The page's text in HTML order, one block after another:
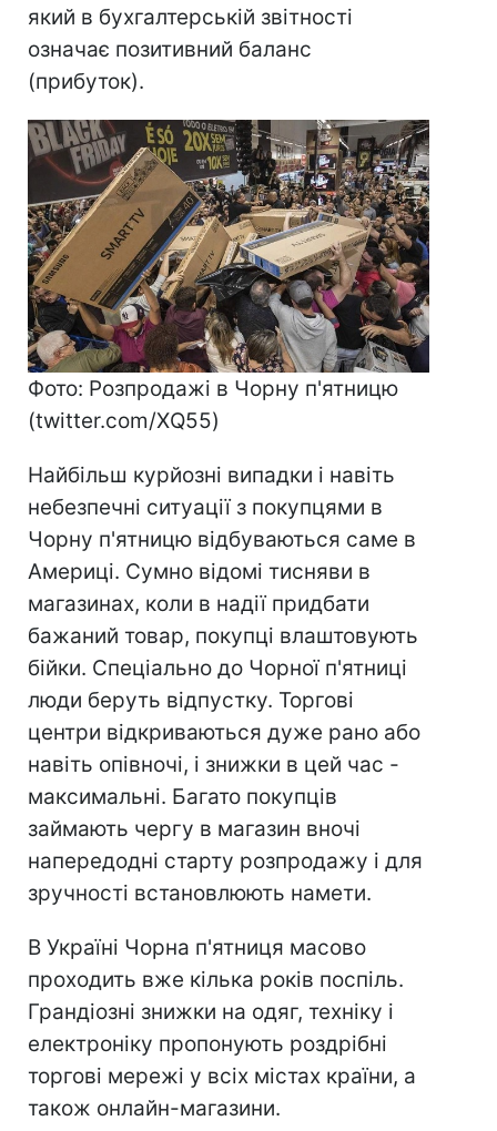
який в бухгалтерській звітності
означає позитивний баланс
(прибуток).
Фото: Розпродажі в Чорну п'ятницю
(twitter.com/XQ55)
Найбільш курйозні випадки і навіть
небезпечні ситуації з покупцями в
Чорну п'ятницю відбуваються саме в
Америці. Сумно відомі тисняви ​​в
магазинах, коли в надії придбати
бажаний товар, покупці влаштовують
бійки. Спеціально до Чорної п'ятниці
люди беруть відпустку. Торгові
центри відкриваються дуже рано або
навіть опівночі, і знижки в цей час -
максимальні. Багато покупців
займають чергу в магазин вночі
напередодні старту розпродажу і для
зручності встановлюють намети.
В Україні Чорна п'ятниця масово
проходить вже кілька років поспіль.
Грандіозні знижки на одяг, техніку і
електроніку пропонують роздрібні
торгові мережі у всіх містах країни, а
також онлайн-магазини.